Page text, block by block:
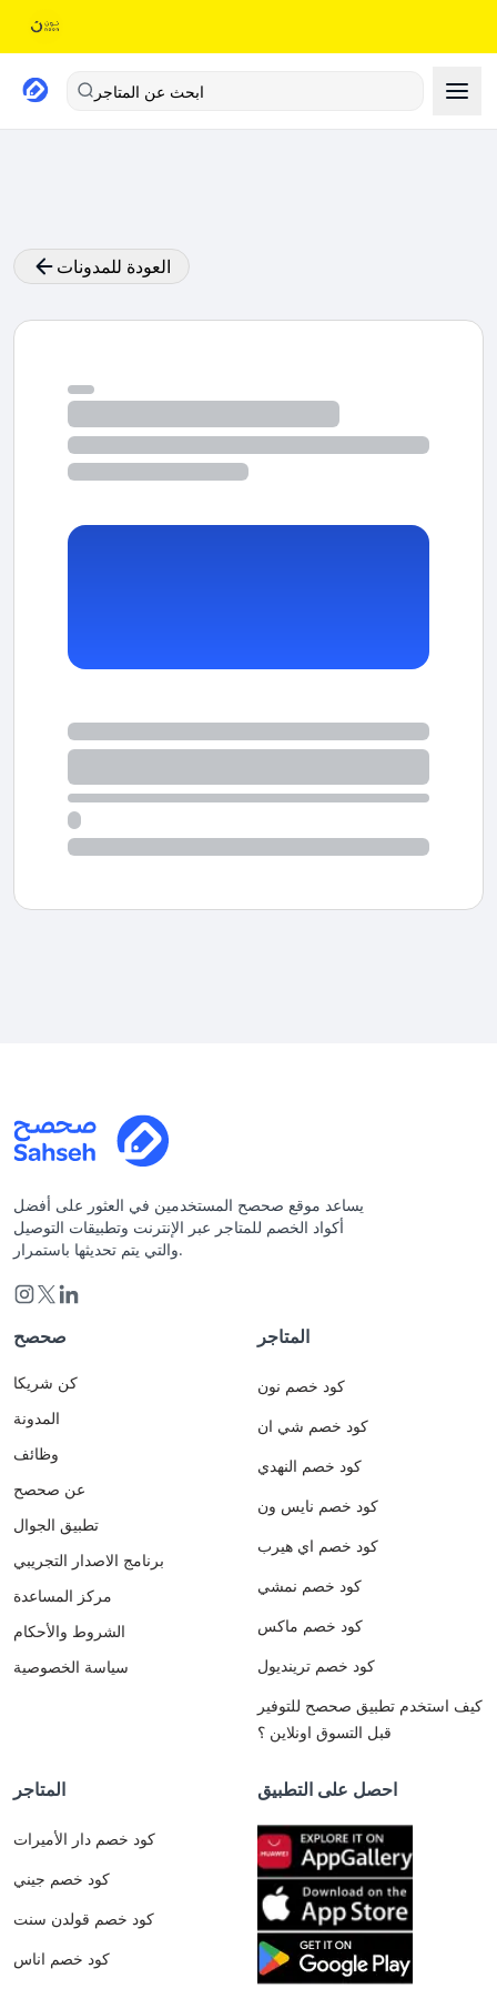
ابحث عن المتاجر
العودة للمدونات
يساعد موقع صحصح المستخدمين في العثور على أفضل
أكواد الخصم للمتاجر عبر الإنترنت وتطبيقات التوصيل
والتي يتم تحديثها باستمرار.
صحصح
كن شريكا
المدونة
وظائف
عن صحصح
تطبيق الجوال
برنامج الاصدار التجريبي
مركز المساعدة
الشروط والأحكام
سياسة الخصوصية
المتاجر
كود خصم نون
كود خصم شي ان
كود خصم النهدي
كود خصم نايس ون
كود خصم اي هيرب
كود خصم نمشي
كود خصم ماكس
كود خصم ترينديول
كيف استخدم تطبيق صحصح للتوفير
قبل التسوق اونلاين ؟
المتاجر
كود خصم دار الأميرات
كود خصم جيني
كود خصم قولدن سنت
كود خصم اناس
احصل على التطبيق